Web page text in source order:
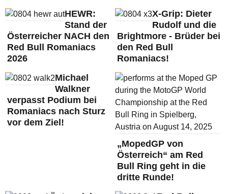
HEWR:
Stand der
Österreicher NACH den
Red Bull Romaniacs
2026
X-Grip: Dieter
Rudolf und die
Brightmore - Brüder bei
den Red Bull
Romaniacs!
Michael
Walkner
verpasst Podium bei
Romaniacs nach Sturz
vor dem Ziel!
„MopedGP von
Österreich“ am Red
Bull Ring geht in die
dritte Runde!